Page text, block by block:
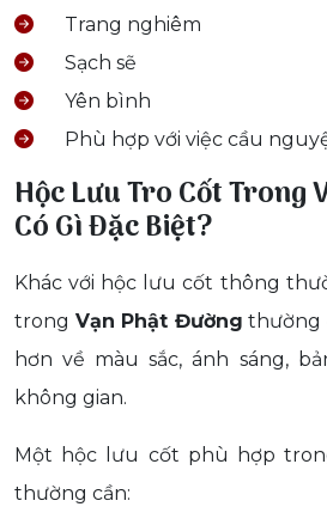
Trang nghiêm
Sạch sẽ
Yên bình
Phù hợp với việc cầu
Hộc Lưu Tro CốtTrong
Có Gì Đặc Biệt?
Khác với hộc lưu cốt thông
trong Vạn Phật Đường thường
hơn về màu sắc, ánh sáng,
không gian.
Một hộc lưu cốt phù hợp
thường cần: